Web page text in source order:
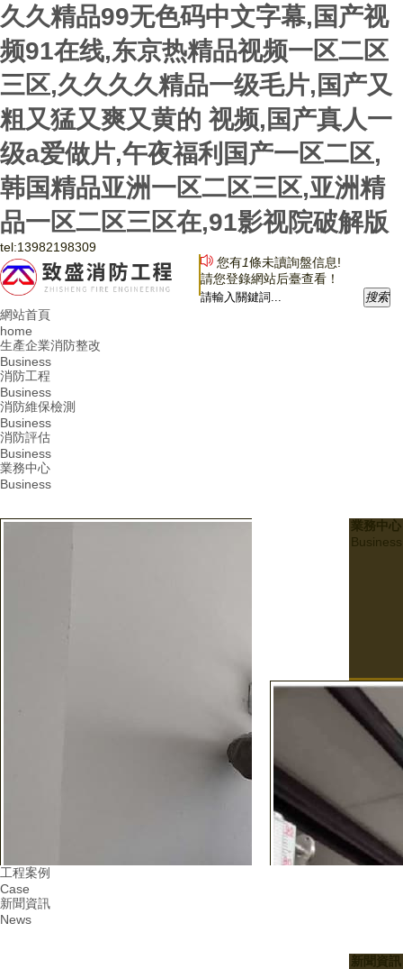
久久精品99无色码中文字幕,国产视
频91在线,东京热精品视频一区二区
三区,久久久久精品一级毛片,国产又
粗又猛又爽又黄的 视频,国产真人一
级a爱做片,午夜福利国产一区二区,
韩国精品亚洲一区二区三区,亚洲精
品一区二区三区在,91影视院破解版
tel:13982198309
您有1條未讀詢盤信息!
請您登錄網站后臺查看！
搜索
網站首頁
home
生產企業消防整改
Business
消防工程
Business
消防維保檢測
Business
消防評估
Business
業務中心
Business
業務中心
Business
工程案例
Case
新聞資訊
News
新聞資訊